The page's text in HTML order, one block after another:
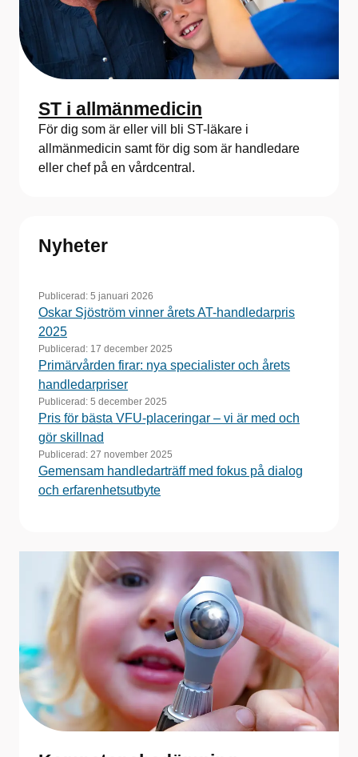
ST i allmänmedicin
För dig som är eller vill bli ST-läkare i
allmänmedicin samt för dig som är handledare
eller chef på en vårdcentral.
Nyheter
Publicerad: 5 januari 2026
Oskar Sjöström vinner årets AT-handledarpris
2025
Publicerad: 17 december 2025
Primärvården firar: nya specialister och årets
handledarpriser
Publicerad: 5 december 2025
Pris för bästa VFU-placeringar – vi är med och
gör skillnad
Publicerad: 27 november 2025
Gemensam handledarträff med fokus på dialog
och erfarenhetsutbyte